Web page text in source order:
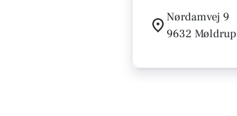
Nørdamvej 9
9632 Møldrup